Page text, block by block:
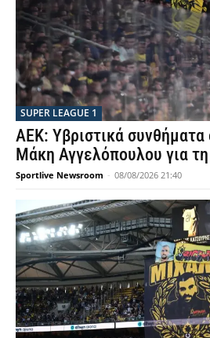
SUPER LEAGUE 1
ΑΕΚ: Υβριστικά
Μάκη Αγγελόπουλου για
Sportlive Newsroom - 08/08/2026 21:40